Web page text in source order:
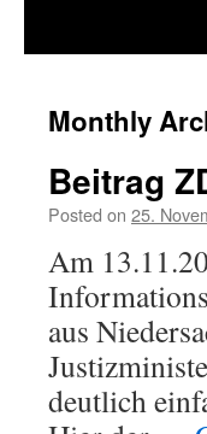
Monthly
Beitrag
Posted on 25.
Am
aus
deutlich